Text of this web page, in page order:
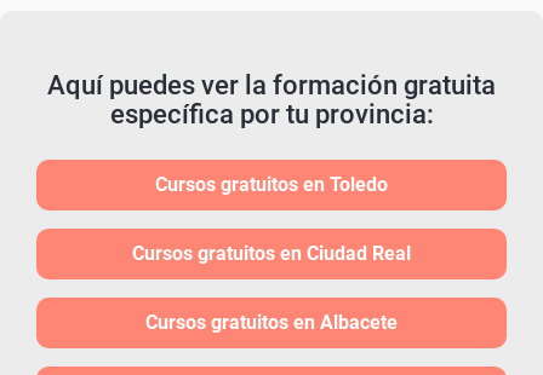
Aquí puedes ver la formación gratuita
específica por tu provincia:
Cursos gratuitos en Toledo
Cursos gratuitos en Ciudad Real
Cursos gratuitos en Albacete